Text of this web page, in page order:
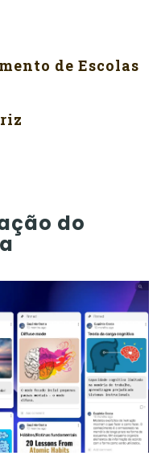
de Escolas
do